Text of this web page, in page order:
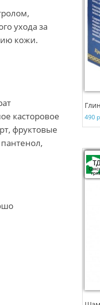
ухода за
кожи.
касторовое
фруктовые
490